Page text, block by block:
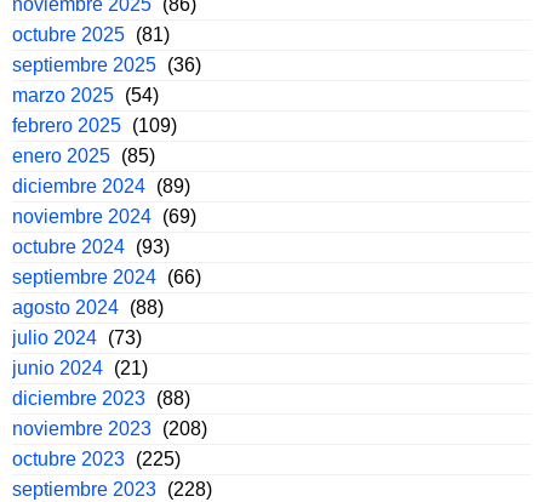
noviembre 2025 (86)
octubre 2025 (81)
septiembre 2025 (36)
marzo 2025 (54)
febrero 2025 (109)
enero 2025 (85)
diciembre 2024 (89)
noviembre 2024 (69)
octubre 2024 (93)
septiembre 2024 (66)
agosto 2024 (88)
julio 2024 (73)
junio 2024 (21)
diciembre 2023 (88)
noviembre 2023 (208)
octubre 2023 (225)
septiembre 2023 (228)